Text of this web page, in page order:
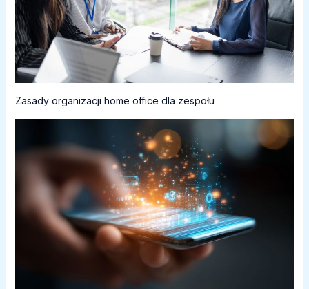
Zasady organizacji home office dla zespołu